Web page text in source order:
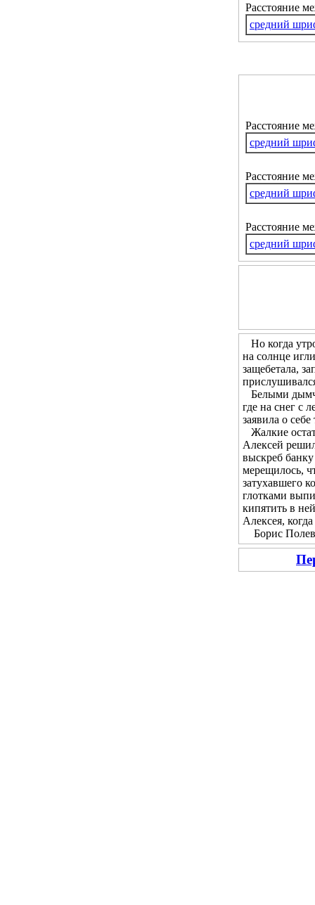
Расстояние
средний
Расстояние
средний
Расстояние
средний
Расстояние
средний
Но когда
на солнце
защебетала,
Белыми
где на снег с
заявила о
Жалкие
Алексей
выскреб
мерещилось,
затухавшего
глотками
кипятить в
Алексея,
Борис